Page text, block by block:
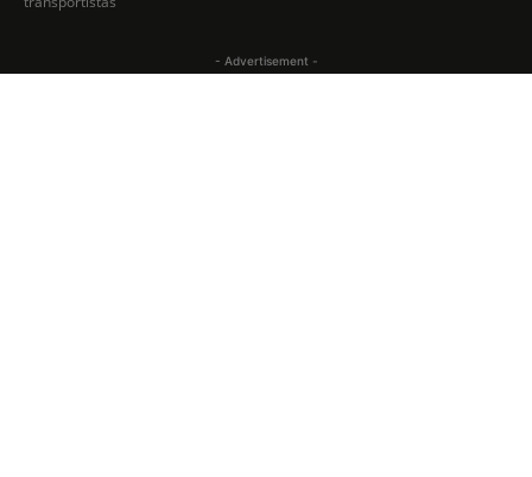
- Advertisement -